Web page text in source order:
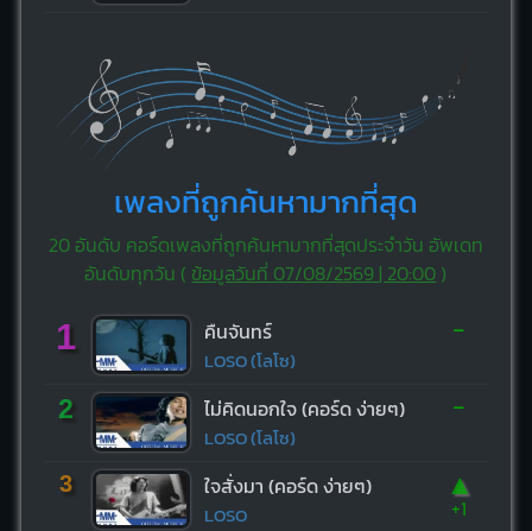
เพลงที่ถูกค้นหามากที่สุด
20 อันดับ คอร์ดเพลงที่ถูกค้นหามากที่สุดประจำวัน อัพเดท
อันดับทุกวัน ( ข้อมูลวันที่ 07/08/2569 | 20:00 )
1 คืนจันทร์
LOSO (โลโซ)
-
2 ไม่คิดนอกใจ (คอร์ด ง่ายๆ)
LOSO (โลโซ)
-
3 ใจสั่งมา (คอร์ด ง่ายๆ)
LOSO
▲
+1